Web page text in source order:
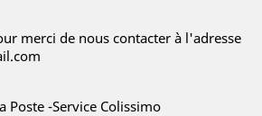
merci de nous contacter à l'adresse
Poste -Service Colissimo